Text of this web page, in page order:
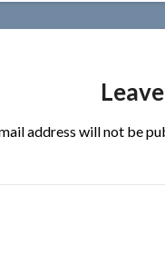
address will not be